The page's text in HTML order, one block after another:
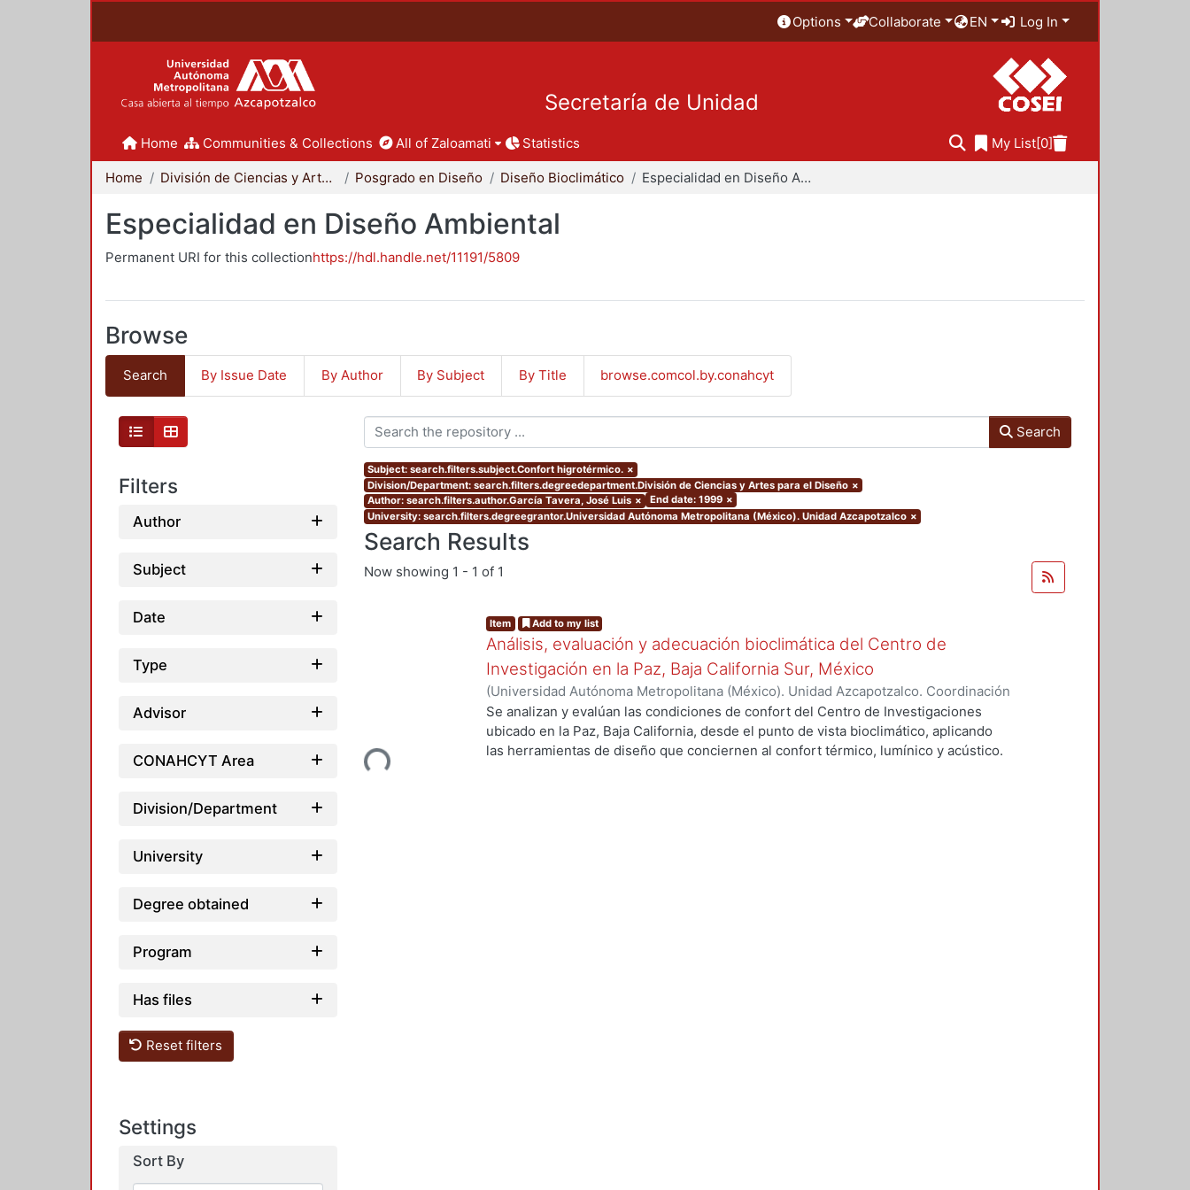
Options Collaborate EN Log In
Secretaría de Unidad
Home Communities & Collections All of Zaloamati Statistics My List[0]
Home División de Ciencias y Artes para el Diseño Posgrado en Diseño Diseño Bioclimático Especialidad en Diseño Ambiental
Especialidad en Diseño Ambiental
Permanent URI for this collectionhttps://hdl.handle.net/11191/5809
Browse
Search By Issue Date By Author By Subject By Title browse.comcol.by.conahcyt
Filters
Author
Subject
Date
Type
Advisor
CONAHCYT Area
Division/Department
University
Degree obtained
Program
Has files
Reset filters
Settings
Sort By
Search
Subject: search.filters.subject.Confort higrotérmico. ×
Division/Department: search.filters.degreedepartment.División de Ciencias y Artes para el Diseño ×
Author: search.filters.author.García Tavera, José Luis × End date: 1999 ×
University: search.filters.degreegrantor.Universidad Autónoma Metropolitana (México). Unidad Azcapotzalco ×
Search Results
Now showing 1 - 1 of 1
Loading...
Item Add to my list
Análisis, evaluación y adecuación bioclimática del Centro de
Investigación en la Paz, Baja California Sur, México
(Universidad Autónoma Metropolitana (México). Unidad Azcapotzalco. Coordinación
de Servicios de Información.,1999-12 )García Tavera, José Luis
Se analizan y evalúan las condiciones de confort del Centro de Investigaciones
ubicado en la Paz, Baja California, desde el punto de vista bioclimático, aplicando
las herramientas de diseño que conciernen al confort térmico, lumínico y acústico.